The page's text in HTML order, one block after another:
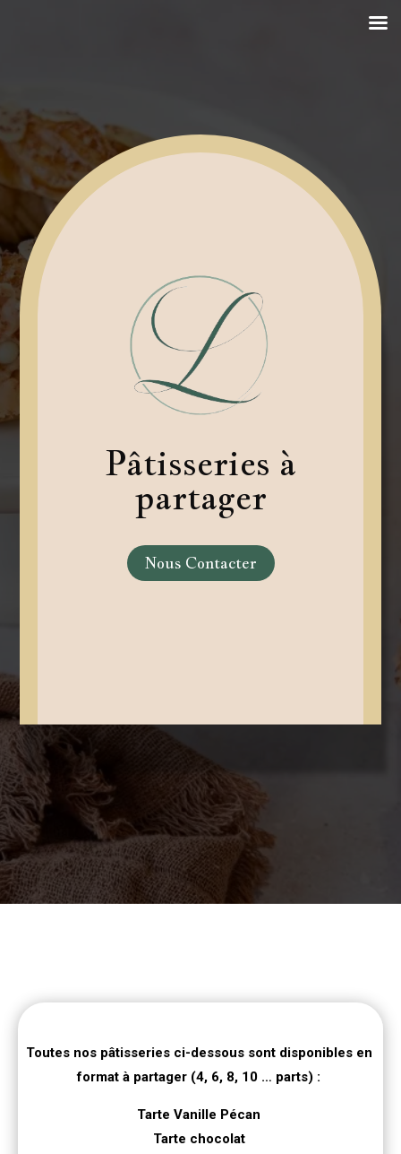
Pâtisseries à
partager
Nous Contacter
Toutes nos pâtisseries ci-dessous sont disponibles en
format à partager (4, 6, 8, 10 … parts) :
Tarte Vanille Pécan
Tarte chocolat